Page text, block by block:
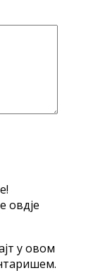
овдје
у овом